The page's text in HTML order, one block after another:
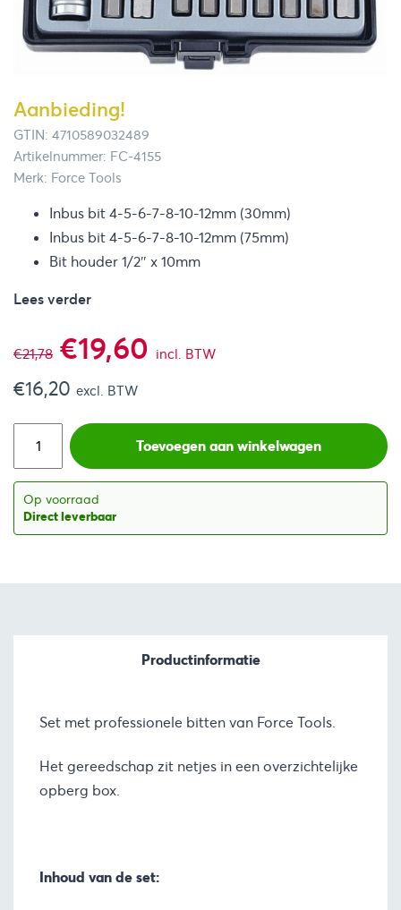
Aanbieding!
GTIN: 4710589032489
Artikelnummer: FC-4155
Merk: Force Tools
Inbus bit 4-5-6-7-8-10-12mm (30mm)
Inbus bit 4-5-6-7-8-10-12mm (75mm)
Bit houder 1/2″ x 10mm
Lees verder
€21,78 Oorspronkelijke
prijs
was:
€21,78.
€19,60 Huidige
is:
incl. BTW
€16,20 excl. BTW
Toevoegen aan winkelwagen
Op voorraad
Direct leverbaar
Productinformatie
Set met professionele bitten van Force Tools.
Het gereedschap zit netjes in een overzichtelijke
opberg box.
Inhoud van de set: